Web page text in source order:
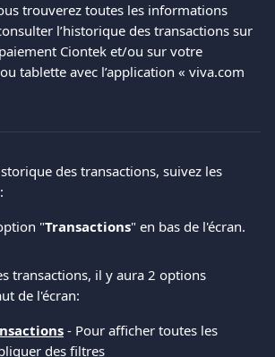
trouverez toutes les informations
l’historique des transactions sur
Ciontek et/ou sur votre
tablette avec l’application « viva.com
des transactions, suivez les
"Transactions" en bas de l'écran.
transactions, il y aura 2 options
de l'écran:
- Pour afficher toutes les
des filtres